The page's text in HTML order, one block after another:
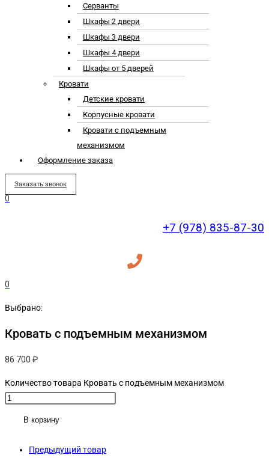
Серванты
Шкафы 2 двери
Шкафы 3 двери
Шкафы 4 двери
Шкафы от 5 дверей
Кровати
Детские кровати
Корпусные кровати
Кровати с подъемным
механизмом
Оформление заказа
Заказать звонок
0
+7 (978) 835-87-30
0
Выбрано:
Кровать с подъемным механизмом
86 700 ₽
Количество товара Кровать с подъемным механизмом
В корзину
Предыдущий товар